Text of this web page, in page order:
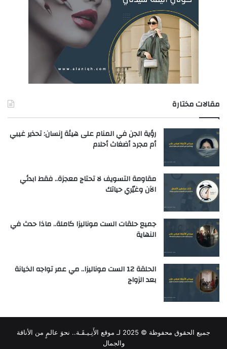
مقالات مختارة
رؤية الجن في المنام على هيئة إنسان: تحذير غيبي
أم مجرد أضغاث أحلام
مقاومة التسويف لا تحتاج معجزة.. فقط ابدئي
الآن وغيّري حياتك
جميع حلقات الست موناليزا كاملة.. ماذا حدث في
النهاية
الحلقة 12 الست موناليزا.. مي عمر تواجه الخيانة
بعد الزواج
جميع الحقوق محفوظة © 2025 لـ
موقع الأَنِـيـقَـة.. نحوَ عالمٍ من الأناقة
والجمال